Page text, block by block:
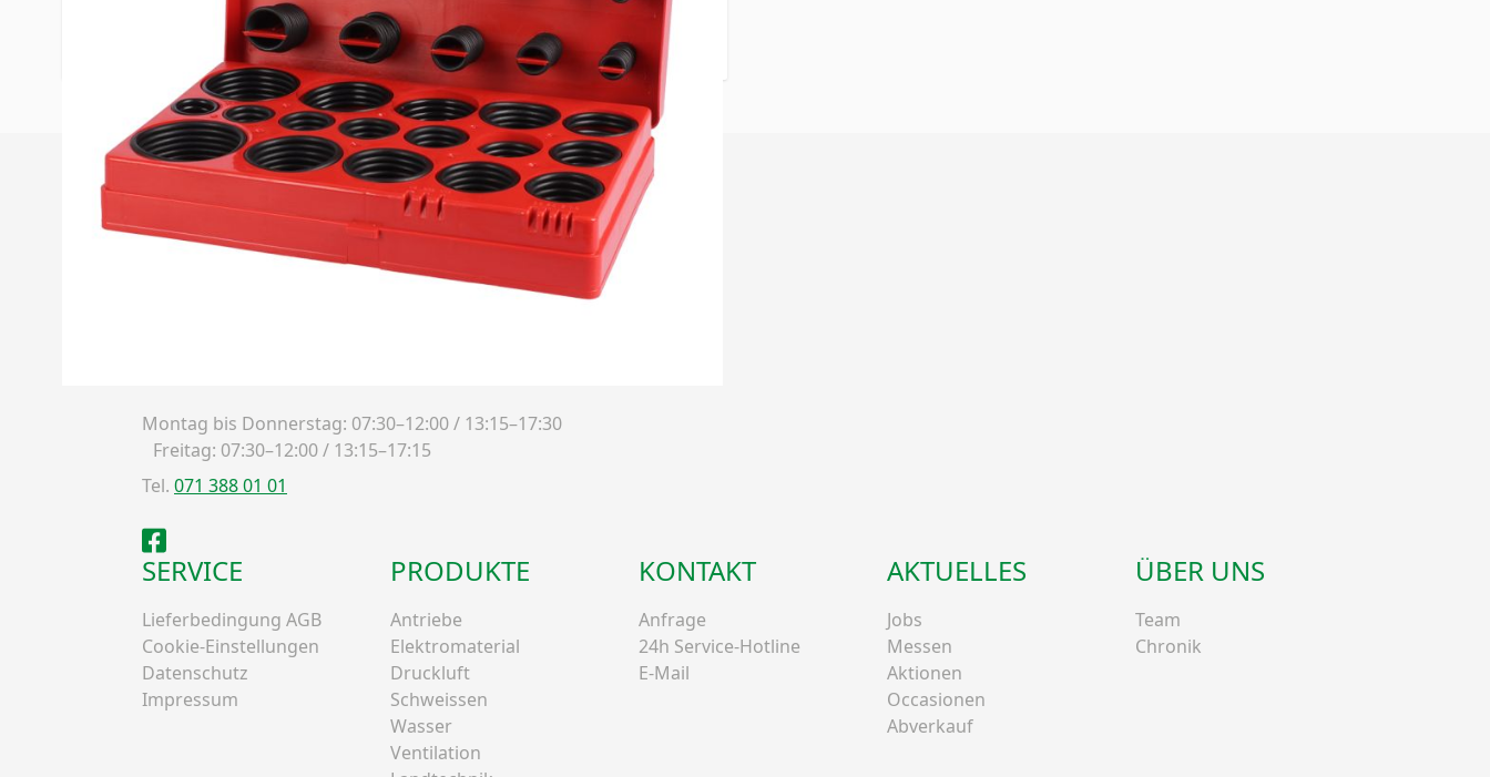
32 Grössen 2.9x1.78 bis
50.4x3.53mm
Montag bis Donnerstag: 07:30–12:00 / 13:15–17:30
Freitag: 07:30–12:00 / 13:15–17:15
Tel. 071 388 01 01
Facebook
SERVICE
Lieferbedingung AGB
Cookie-Einstellungen
Datenschutz
Impressum
PRODUKTE
Antriebe
Elektromaterial
Druckluft
Schweissen
Wasser
Ventilation
KONTAKT
Anfrage
24h Service-Hotline
E-Mail
AKTUELLES
Jobs
Messen
Aktionen
Occasionen
Abverkauf
ÜBER UNS
Team
Chronik